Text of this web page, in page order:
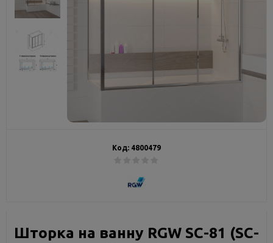
Код: 4800479
Шторка на ванну RGW SC-81 (SC-